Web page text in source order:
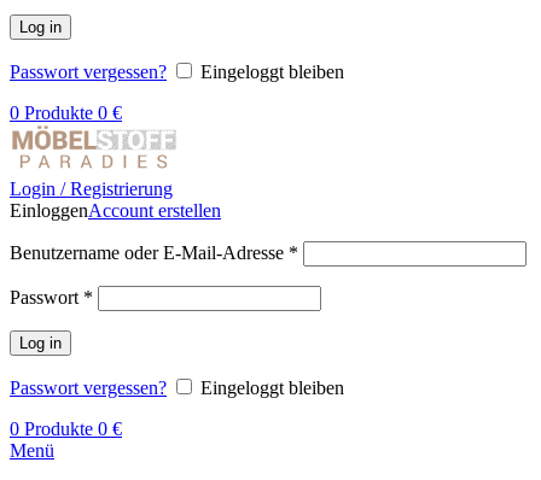
Log in
Passwort vergessen?
Eingeloggt bleiben
0 Produkte 0 €
Login / Registrierung
EinloggenAccount erstellen
Benutzername oder E-Mail-Adresse *
Passwort *
Log in
Passwort vergessen?
Eingeloggt bleiben
0 Produkte 0 €
Menü